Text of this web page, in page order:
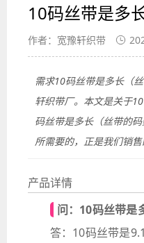
10码丝带是多
作者：宽豫轩织带
需求10码丝带是多长（
轩织带厂。本文是关于
码丝带是多长（丝带的
所需要的，正是我们销售
产品详情
问：10码丝带是
答：10码丝带是